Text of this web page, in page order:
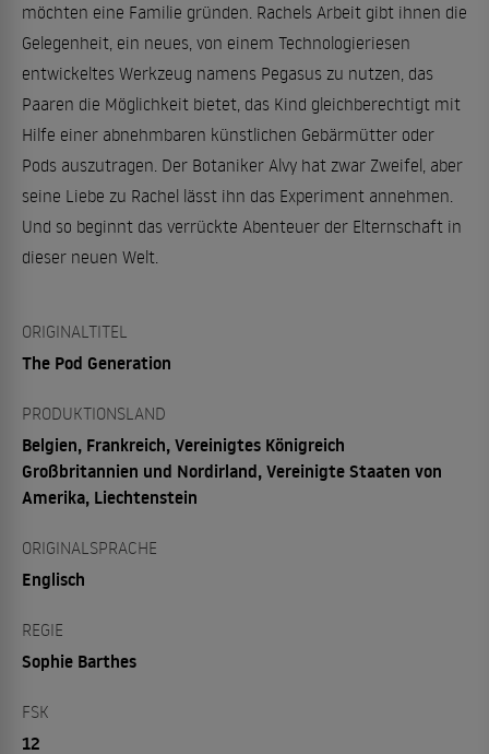
möchten eine Familie gründen. Rachels Arbeit gibt ihnen die
Gelegenheit, ein neues, von einem Technologieriesen
entwickeltes Werkzeug namens Pegasus zu nutzen, das
Paaren die Möglichkeit bietet, das Kind gleichberechtigt mit
Hilfe einer abnehmbaren künstlichen Gebärmütter oder
Pods auszutragen. Der Botaniker Alvy hat zwar Zweifel, aber
seine Liebe zu Rachel lässt ihn das Experiment annehmen.
Und so beginnt das verrückte Abenteuer der Elternschaft in
dieser neuen Welt.
ORIGINALTITEL
The Pod Generation
PRODUKTIONSLAND
Belgien, Frankreich, Vereinigtes Königreich
Großbritannien und Nordirland, Vereinigte Staaten von
Amerika, Liechtenstein
ORIGINALSPRACHE
Englisch
REGIE
Sophie Barthes
FSK
12